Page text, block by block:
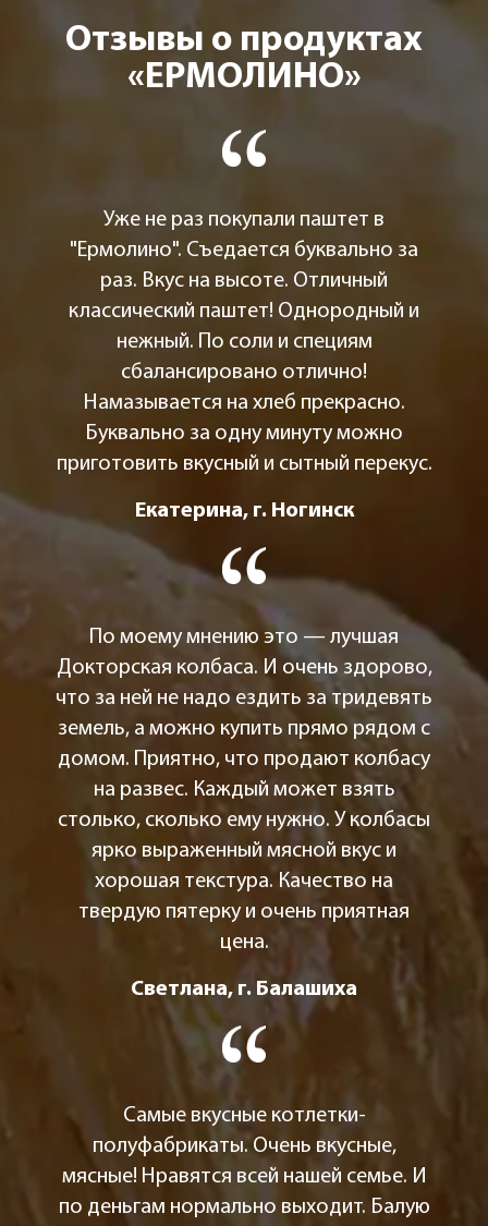
Отзывы о продуктах
«ЕРМОЛИНО»
Уже не раз покупали паштет в
"Ермолино". Съедается буквально за
раз. Вкус на высоте. Отличный
классический паштет! Однородный и
нежный. По соли и специям
сбалансировано отлично!
Намазывается на хлеб прекрасно.
Буквально за одну минуту можно
приготовить вкусный и сытный перекус.
Екатерина, г. Ногинск
По моему мнению это — лучшая
Докторская колбаса. И очень здорово,
что за ней не надо ездить за тридевять
земель, а можно купить прямо рядом с
домом. Приятно, что продают колбасу
на развес. Каждый может взять
столько, сколько ему нужно. У колбасы
ярко выраженный мясной вкус и
хорошая текстура. Качество на
твердую пятерку и очень приятная
цена.
Светлана, г. Балашиха
Самые вкусные котлетки-
полуфабрикаты. Очень вкусные,
мясные! Нравятся всей нашей семье. И
по деньгам нормально выходит. Балую